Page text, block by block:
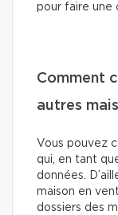
pour faire une
Comment
autres
Vous pouvez
qui, en tant
données.
maison en
dossiers des